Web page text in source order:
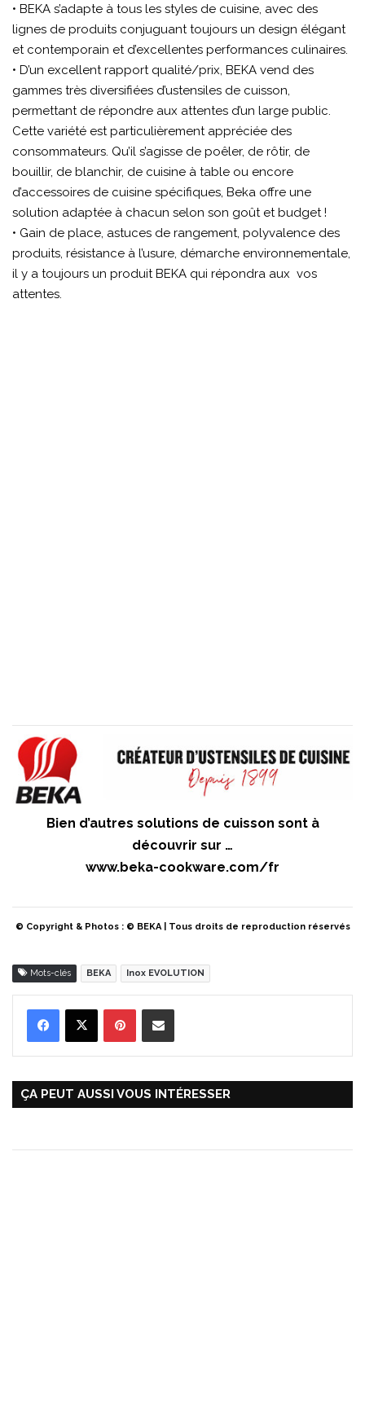
• BEKA s’adapte à tous les styles de cuisine, avec des
lignes de produits conjuguant toujours un design élégant
et contemporain et d’excellentes performances culinaires.
• D’un excellent rapport qualité/prix, BEKA vend des
gammes très diversifiées d’ustensiles de cuisson,
permettant de répondre aux attentes d’un large public.
Cette variété est particulièrement appréciée des
consommateurs. Qu’il s’agisse de poêler, de rôtir, de
bouillir, de blanchir, de cuisine à table ou encore
d’accessoires de cuisine spécifiques, Beka offre une
solution adaptée à chacun selon son goût et budget !
• Gain de place, astuces de rangement, polyvalence des
produits, résistance à l’usure, démarche environnementale,
il y a toujours un produit BEKA qui répondra aux vos
attentes.
Bien d’autres solutions de cuisson sont à
découvrir sur …
www.beka-cookware.com/fr
© Copyright & Photos : © BEKA | Tous droits de reproduction réservés
Mots-clés BEKA Inox EVOLUTION
ÇA PEUT AUSSI VOUS INTÉRESSER